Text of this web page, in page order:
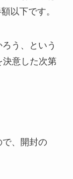
以下です。
う、という
決意した次第
で、開封の